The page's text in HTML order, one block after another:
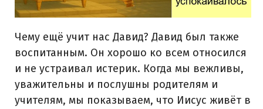
Чему ещё учит нас Давид? Давид был также
воспитанным. Он хорошо ко всем относился
и не устраивал истерик. Когда мы вежливы,
уважительны и послушны родителям и
учителям, мы показываем, что Иисус живёт в